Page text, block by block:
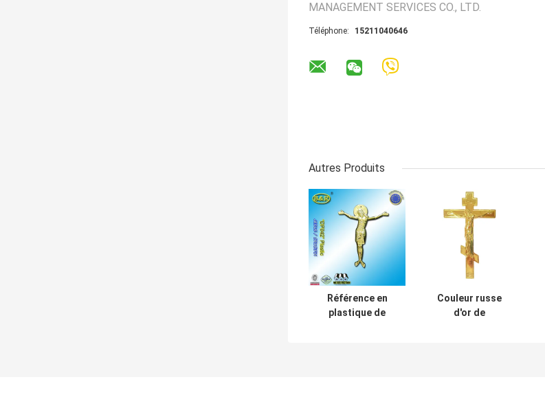
MANAGEMENT SERVICES CO., LTD.
Téléphone: 15211040646
Autres Produits
Référence en
plastique de
Couleur russe
d'or de